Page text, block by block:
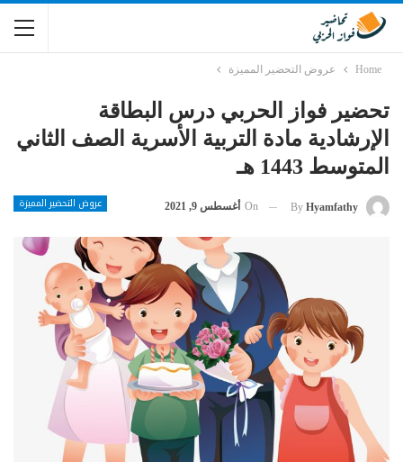
Home عروض التحضير المميزة
تحضير فواز الحربي درس البطاقة
الإرشادية مادة التربية الأسرية الصف الثاني
المتوسط 1443 هـ
عروض التحضير المميزة By Hyamfathy
On أغسطس 9, 2021